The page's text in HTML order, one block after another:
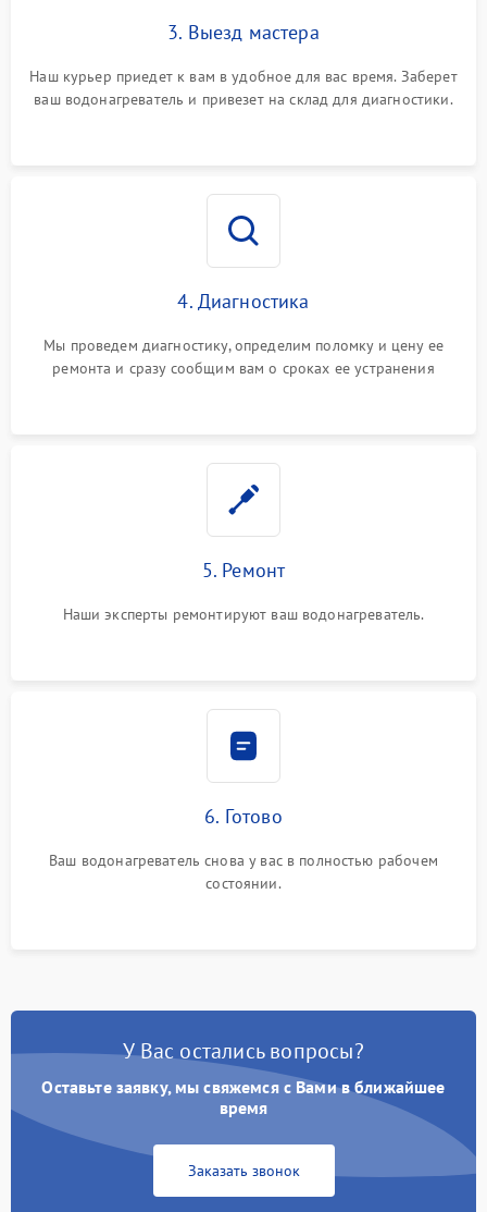
3. Выезд мастера
Наш курьер приедет к вам в удобное для вас время. Заберет
ваш водонагреватель и привезет на склад для диагностики.
4. Диагностика
Мы проведем диагностику, определим поломку и цену ее
ремонта и сразу сообщим вам о сроках ее устранения
5. Ремонт
Наши эксперты ремонтируют ваш водонагреватель.
6. Готово
Ваш водонагреватель снова у вас в полностью рабочем
состоянии.
У Вас остались вопросы?
Оставьте заявку, мы свяжемся с Вами в ближайшее
время
Заказать звонок